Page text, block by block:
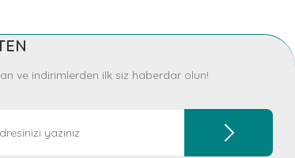
ve indirimlerden ilk siz haberdar olun!